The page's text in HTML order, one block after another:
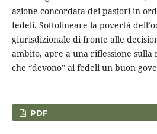
azione concordata dei pastori in
fedeli. Sottolineare la povertà
giurisdizionale di fronte alle
ambito, apre a una riflessione sulla
che “devono” ai fedeli un buon
PDF